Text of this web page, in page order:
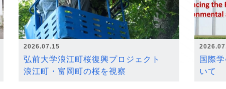
2026.07.15
弘前大学浪江町桜復興プロジェクト
浪江町・富岡町の桜を視察
国際
いて